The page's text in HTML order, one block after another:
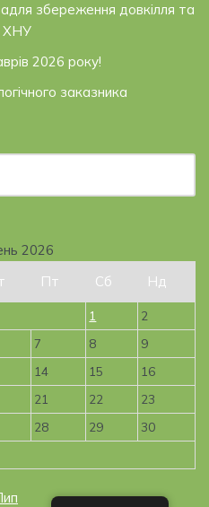
збереження довкілля та
ХНУ
2026 року!
заказника
2026
Пт Сб Нд
1
2
7 8
9
14 15
16
21 22
23
28 29
30